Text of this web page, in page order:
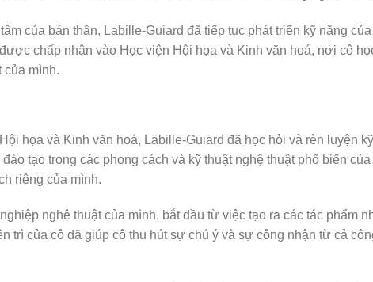
của bản thân, Labille-Guiard đã tiếp tục phát triển kỹ năng của
chấp nhận vào Học viện Hội họa và Kinh văn hoá, nơi cô
của mình.
họa và Kinh văn hoá, Labille-Guiard đã học hỏi và rèn luyện kỹ
tạo trong các phong cách và kỹ thuật nghệ thuật phổ biến của
riêng của mình.
nghệ thuật của mình, bắt đầu từ việc tạo ra các tác phẩm
trì của cô đã giúp cô thu hút sự chú ý và sự công nhận từ cả